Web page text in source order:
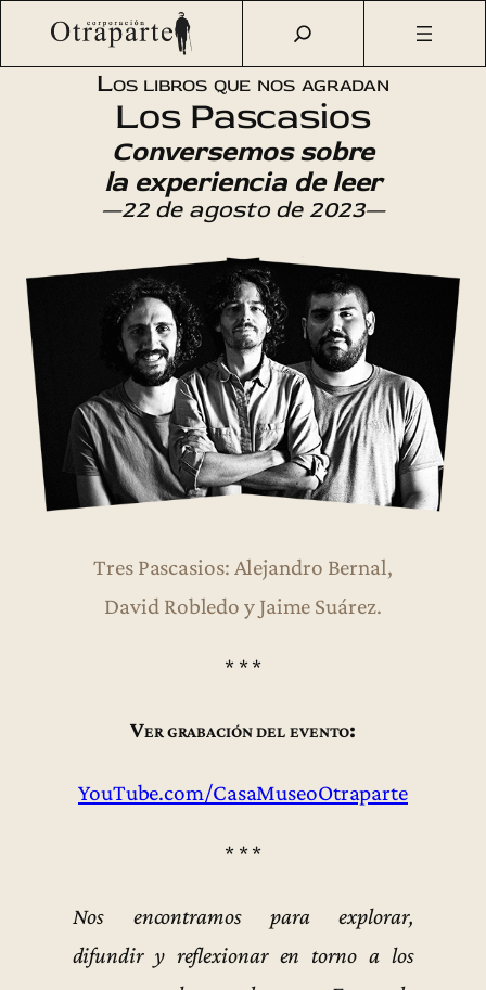
Saltar
Otraparte.org /Agenda Cultural Literatura
Los libros
Los libros que nos agradan
Los Pascasios
Conversemos sobre
la experiencia de leer
—22 de agosto de 2023—
Tres Pascasios: Alejandro Bernal,
David Robledo y Jaime Suárez.
* * *
Ver grabación del evento:
YouTube.com/CasaMuseoOtraparte
* * *
Nos encontramos para explorar,
difundir y reflexionar en torno a los